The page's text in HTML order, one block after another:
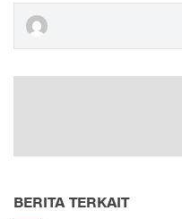
BERITA TERKAIT